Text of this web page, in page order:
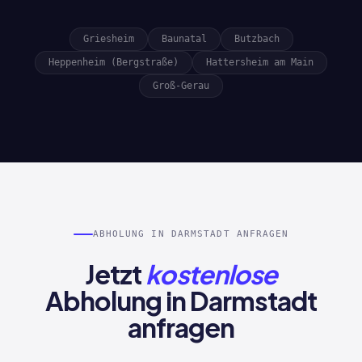
Griesheim Baunatal Butzbach
Heppenheim (Bergstraße) Hattersheim am Main
Groß-Gerau
ABHOLUNG IN DARMSTADT ANFRAGEN
Jetztkostenlose
Abholung in Darmstadt
anfragen